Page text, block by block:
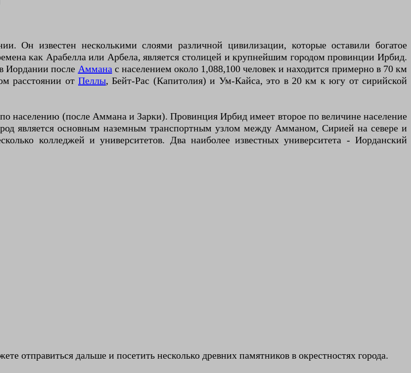
как Арабелла или Арбела, является столицей и крупнейшим городом провинции Ирбид.
Иордании после Аммана с населением около 1,088,100 человек и находится примерно в 70 км
расстоянии от Пеллы, Бейт-Рас (Капитолия) и Ум-Кайса, это в 20 км к югу от сирийской
населению (после Аммана и Зарки). Провинция Ирбид имеет второе по величине население
является основным наземным транспортным узлом между Амманом, Сирией на севере и
колледжей и университетов. Два наиболее известных университета - Иорданский
отправиться дальше и посетить несколько древних памятников в окрестностях города.